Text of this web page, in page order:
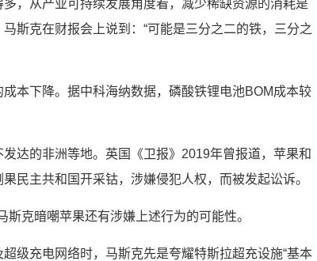
，从产业可持续发展角度看，减少稀缺资源的消耗是
斯克在财报会上说到：“可能是三分之二的铁，三分之
本下降。据中科海纳数据，磷酸铁锂电池BOM成本较
达的非洲等地。英国《卫报》2019年曾报道，苹果和
民主共和国开采钴，涉嫌侵犯人权，而被发起讼诉。
克暗嘲苹果还有涉嫌上述行为的可能性。
级充电网络时，马斯克先是夸耀特斯拉超充设施“基本